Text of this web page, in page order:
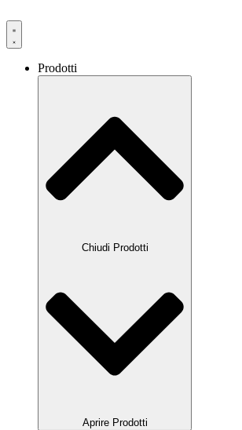
Prodotti
Chiudi Prodotti
Aprire Prodotti